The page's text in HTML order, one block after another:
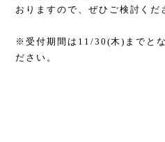
おりますので、ぜひご検討くだ
※受付期間は11/30(木)までと
ださい。